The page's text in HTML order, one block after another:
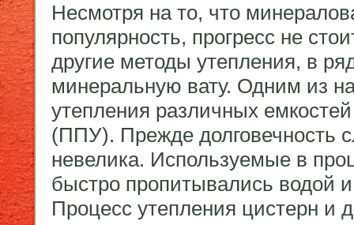
Несмотря на то, что
популярность, прогресс не
другие методы утепления, в
минеральную вату. Одним из
утепления различных
(ППУ). Прежде долговечность
невелика. Используемые в
быстро пропитывались водой
Процесс утепления цистерн и